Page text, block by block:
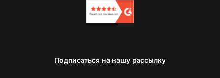
Подписаться на нашу рассылку